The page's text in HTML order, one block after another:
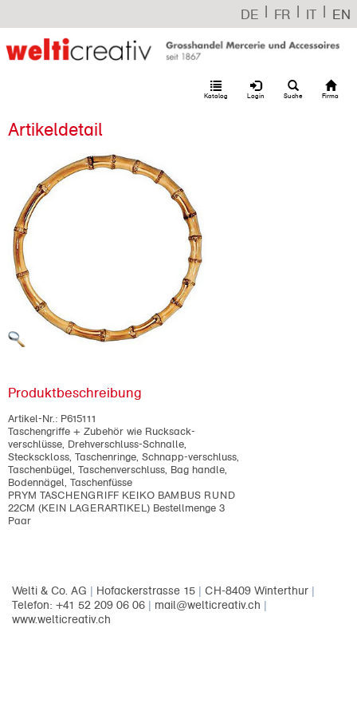
DE | FR | IT | EN
Firma
Suche
Login
Katalog
Artikeldetail
Produktbeschreibung
Artikel-Nr.: P615111
Taschengriffe + Zubehör wie Rucksack-
verschlüsse, Drehverschluss-Schnalle,
Stecksckloss, Taschenringe, Schnapp-verschluss,
Taschenbügel, Taschenverschluss, Bag handle,
Bodennägel, Taschenfüsse
PRYM TASCHENGRIFF KEIKO BAMBUS RUND
22CM (KEIN LAGERARTIKEL) Bestellmenge 3
Paar
Welti & Co. AG | Hofackerstrasse 15 | CH-8409 Winterthur |
Telefon: +41 52 209 06 06 | mail@welticreativ.ch |
www.welticreativ.ch